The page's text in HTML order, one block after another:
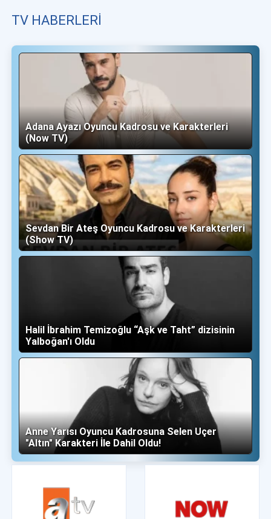
TV HABERLERI
Adana Ayazı Oyuncu Kadrosu ve Karakterleri
(Now TV)
Sevdan Bir Ateş Oyuncu Kadrosu ve Karakterleri
(Show TV)
Halil İbrahim Temizoğlu “Aşk ve Taht” dizisinin
Yalboğan'ı Oldu
Anne Yarısı Oyuncu Kadrosuna Selen Uçer
"Altın" Karakteri İle Dahil Oldu!